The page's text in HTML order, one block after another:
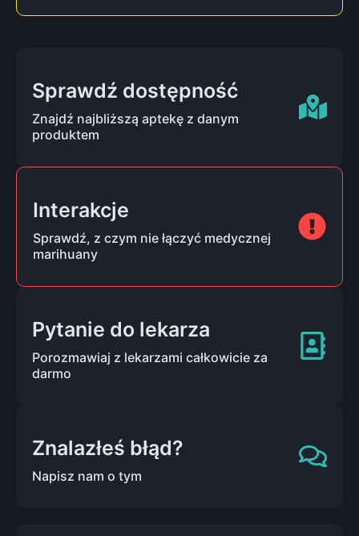
Sprawdź dostępność
Znajdź najbliższą aptekę z danym
produktem
Interakcje
Sprawdź, z czym nie łączyć medycznej
marihuany
Pytanie do lekarza
Porozmawiaj z lekarzami całkowicie za
darmo
Znalazłeś błąd?
Napisz nam o tym